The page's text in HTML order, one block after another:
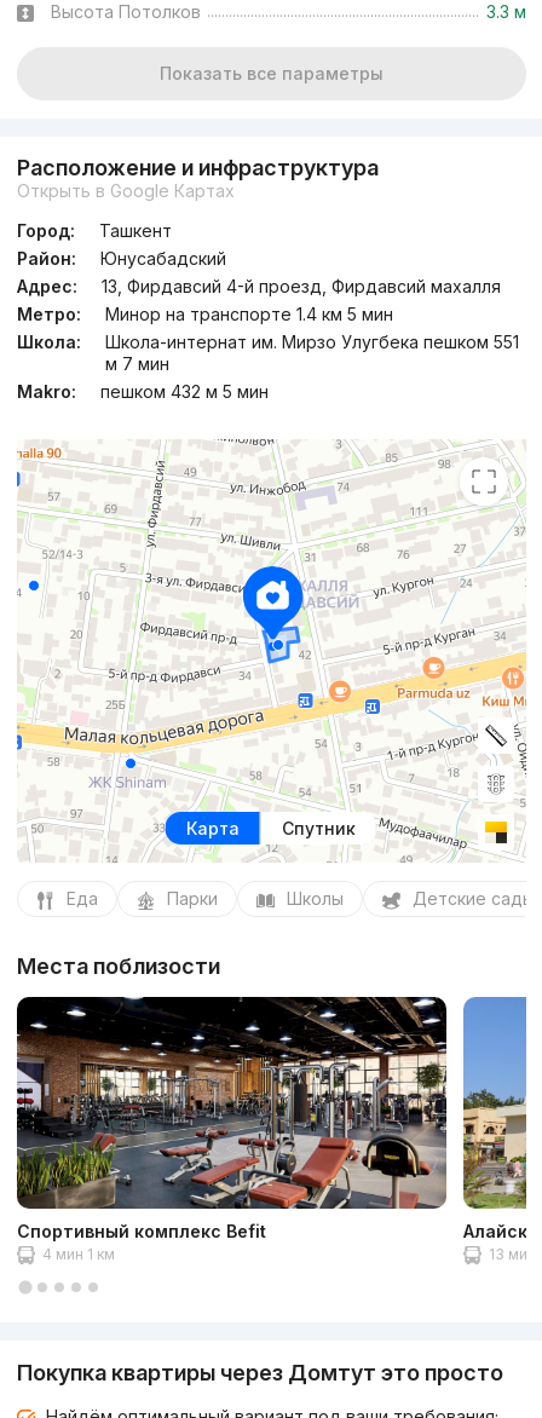
Высота Потолков
3.3 м
Показать все параметры
Расположение и инфраструктура
Открыть в Google Картах
Город:
Ташкент
Район:
Юнусабадский
Адрес:
13, Фирдавсий 4-й проезд, Фирдавсий махалля
Метро:
Минор на транспорте 1.4 км 5 мин
Школа:
Школа-интернат им. Мирзо Улугбека пешком 551
м 7 мин
Makro:
пешком 432 м 5 мин
Карта Спутник
Еда Парки Школы Детские сады
Места поблизости
Спортивный комплекс Befit
4 мин 1 км 13 мин
Покупка квартиры через Домтут это просто